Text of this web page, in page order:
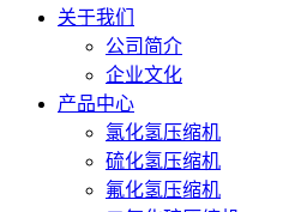
关于我们
公司简介
企业文化
产品中心
氯化氢压缩机
硫化氢压缩机
氟化氢压缩机